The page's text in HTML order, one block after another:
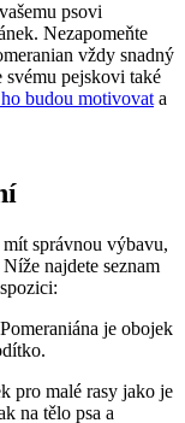
psovi
Nezapomeňte
vždy ‍snadný
pejskovi také
budou motivovat a
správnou výbavu,‍
‍Níže najdete‌ seznam
⁢je ⁣obojek
pro ‍malé ⁤rasy jako je
na tělo psa a